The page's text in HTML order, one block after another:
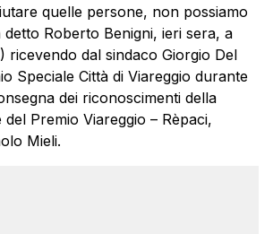
quelle persone, non possiamo
detto Roberto Benigni, ieri sera, a
ricevendo dal sindaco Giorgio Del
Speciale Città di Viareggio durante
dei riconoscimenti della
del Premio Viareggio – Rèpaci,
Mieli.